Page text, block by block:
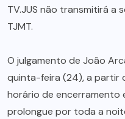
TV.JUS não transmitirá a
TJMT.
O julgamento de João
quinta-feira (24), a partir
horário de encerramento
prolongue por toda a